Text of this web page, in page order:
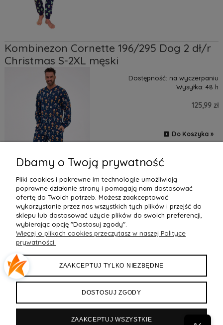
Kombinezon Cornette 196/295 Dog 2 dł/r
Christmas S-2XL męski
Dostępność: na wyczerpaniu
Wysyłka: 48 h
125,99 zł
Do Koszyka »
POMOC
MOJE KONTO
PŁATNOŚCI I DOSTAWA
Dbamy o Twoją prywatność
Pliki cookies i pokrewne im technologie umożliwiają
poprawne działanie strony i pomagają nam dostosować
ofertę do Twoich potrzeb. Możesz zaakceptować
wykorzystanie przez nas wszystkich tych plików i przejść do
sklepu lub dostosować użycie plików do swoich preferencji,
wybierając opcję "Dostosuj zgody".
Więcej o plikach cookies przeczytasz w naszej Polityce
prywatności.
ZAAKCEPTUJ TYLKO NIEZBĘDNE
DOSTOSUJ ZGODY
ZAAKCEPTUJ WSZYSTKIE